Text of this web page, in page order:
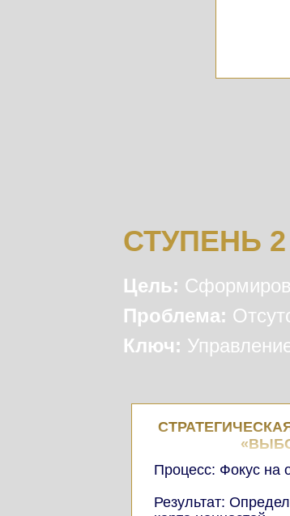
Процесс: Фокус на
Результат:
СТУПЕНЬ
Цель:
Проблема:
Ключ: